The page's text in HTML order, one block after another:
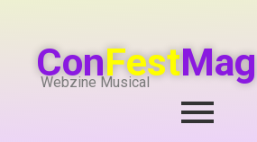
ConFestMag
Webzine Musical